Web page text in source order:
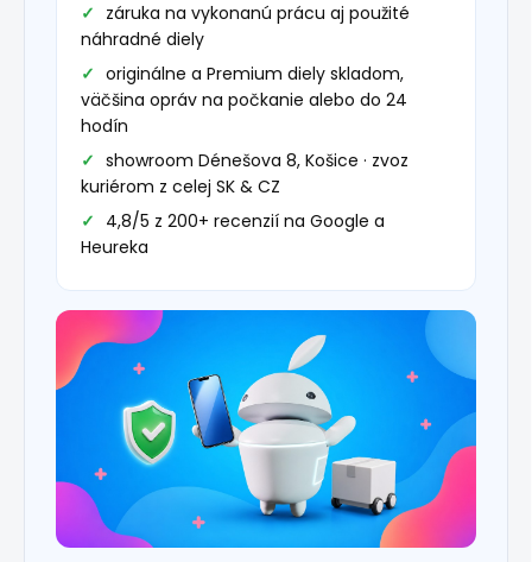
záruka na vykonanú prácu aj použité
náhradné diely
originálne a Premium diely skladom,
väčšina opráv na počkanie alebo do 24
hodín
showroom Dénešova 8, Košice · zvoz
kuriérom z celej SK & CZ
4,8/5 z 200+ recenzií na Google a
Heureka